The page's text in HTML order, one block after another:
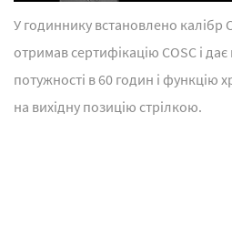
У годиннику встановлено калібр
отримав сертифікацію COSC і
потужності в 60 годин і функцію
на вихідну позицію стрілкою.